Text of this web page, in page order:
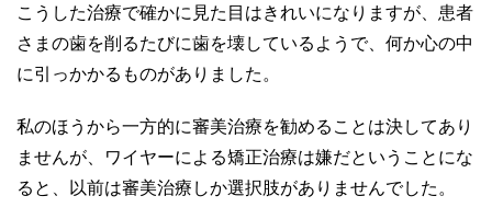
こうした治療で確かに見た目はきれいになりますが、患者
さまの歯を削るたびに歯を壊しているようで、何か心の中
に引っかかるものがありました。
私のほうから一方的に審美治療を勧めることは決してあり
ませんが、ワイヤーによる矯正治療は嫌だということにな
ると、以前は審美治療しか選択肢がありませんでした。